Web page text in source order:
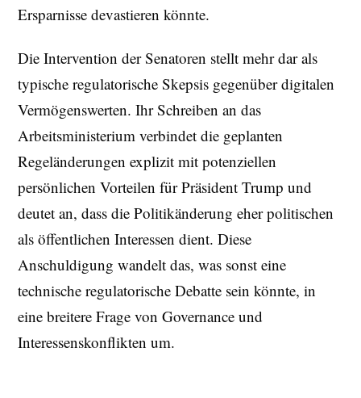
Ersparnisse devastieren könnte.
Die Intervention der Senatoren stellt mehr dar als
typische regulatorische Skepsis gegenüber digitalen
Vermögenswerten. Ihr Schreiben an das
Arbeitsministerium verbindet die geplanten
Regeländerungen explizit mit potenziellen
persönlichen Vorteilen für Präsident Trump und
deutet an, dass die Politikänderung eher politischen
als öffentlichen Interessen dient. Diese
Anschuldigung wandelt das, was sonst eine
technische regulatorische Debatte sein könnte, in
eine breitere Frage von Governance und
Interessenskonflikten um.